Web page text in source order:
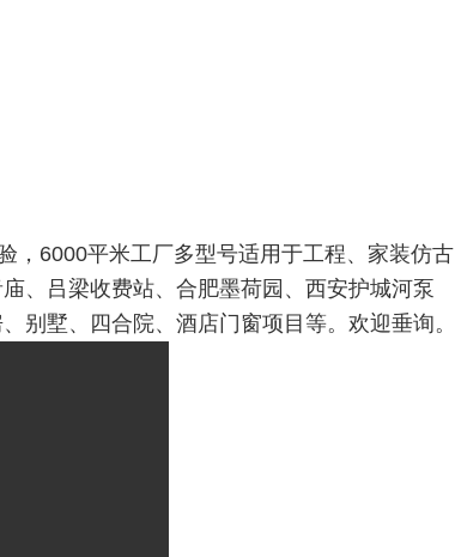
，6000平米工厂多型号适用于工程、家装仿古
、吕梁收费站、合肥墨荷园、西安护城河泵
别墅、四合院、酒店门窗项目等。欢迎垂询。